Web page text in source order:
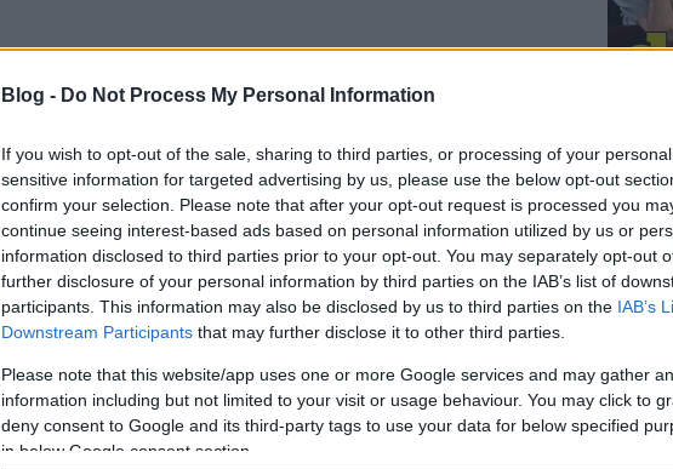
Blog - Do Not Process My Personal Information
If you wish to opt-out of the sale, sharing to third parties, or processing of your
sensitive information for targeted advertising by us, please use the below opt-out
confirm your selection. Please note that after your opt-out request is processed you
continue seeing interest-based ads based on personal information utilized by us or
information disclosed to third parties prior to your opt-out. You may separately opt-out
further disclosure of your personal information by third parties on the IAB’s list of
participants. This information may also be disclosed by us to third parties on the IAB’s
Downstream Participants that may further disclose it to other third parties.
Please note that this website/app uses one or more Google services and may gather
information including but not limited to your visit or usage behaviour. You may click to
deny consent to Google and its third-party tags to use your data for below specified
in below Google consent section.